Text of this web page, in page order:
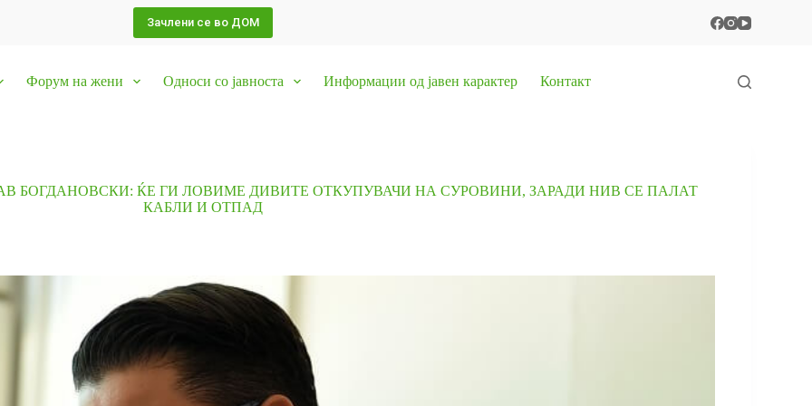
Зачлени се во ДОМ
Форум на жени Односи со јавноста Информации од јавен карактер Контакт
БОГДАНОВСКИ: ЌЕ ГИ ЛОВИМЕ ДИВИТЕ ОТКУПУВАЧИ НА СУРОВИНИ, ЗАРАДИ НИВ СЕ ПАЛАТ
КАБЛИ И ОТПАД